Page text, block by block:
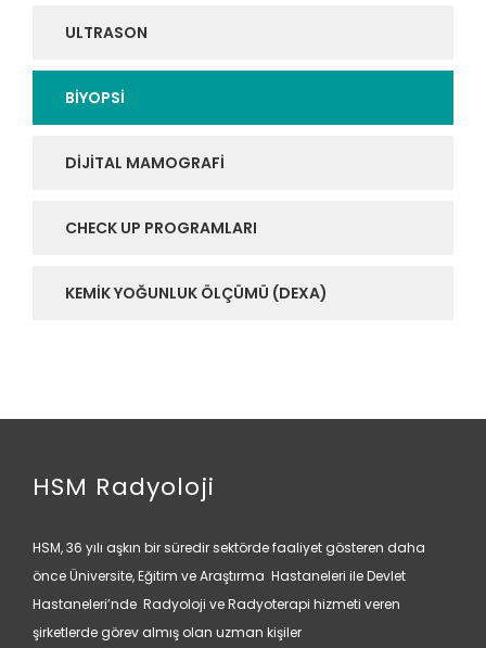
ULTRASON
BIYOPSI
DIJITAL MAMOGRAFI
CHECK UP PROGRAMLARI
KEMIK YOĞUNLUK ÖLÇÜMÜ (DEXA)
HSM Radyoloji
HSM, 36 yılı aşkın bir süredir sektörde faaliyet gösteren daha
önce Üniversite, Eğitim ve Araştırma Hastaneleri ile Devlet
Hastaneleri’nde Radyoloji ve Radyoterapi hizmeti veren
şirketlerde görev almış olan uzman kişiler